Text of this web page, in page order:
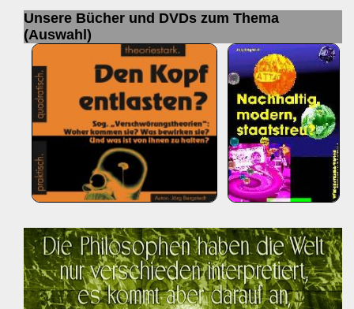
Unsere Bücher und DVDs zum Thema
(Auswahl)